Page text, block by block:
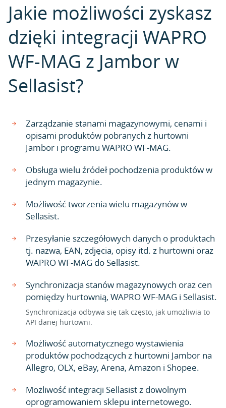
Jakie możliwości zyskasz
dzięki integracji WAPRO
WF-MAG z Jambor w
Sellasist?
Zarządzanie stanami magazynowymi, cenami i
opisami produktów pobranych z hurtowni
Jambor i programu WAPRO WF-MAG.
Obsługa wielu źródeł pochodzenia produktów w
jednym magazynie.
Możliwość tworzenia wielu magazynów w
Sellasist.
Przesyłanie szczegółowych danych o produktach
tj. nazwa, EAN, zdjęcia, opisy itd. z hurtowni oraz
WAPRO WF-MAG do Sellasist.
Synchronizacja stanów magazynowych oraz cen
pomiędzy hurtownią, WAPRO WF-MAG i Sellasist.
Synchronizacja odbywa się tak często, jak umożliwia to
API danej hurtowni.
Możliwość automatycznego wystawienia
produktów pochodzących z hurtowni Jambor na
Allegro, OLX, eBay, Arena, Amazon i Shopee.
Możliwość integracji Sellasist z dowolnym
oprogramowaniem sklepu internetowego.